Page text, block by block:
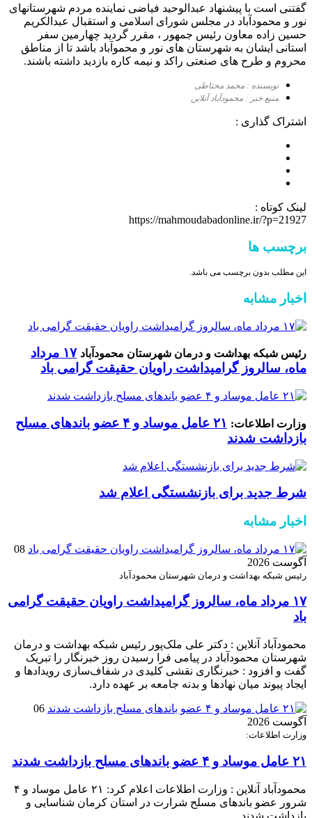
گفتنی است با پیشنهاد عبدالوحید فیاضی نماینده مردم شهرستانهای
نور و محمودآباد در مجلس شورای اسلامی و استقبال عبدالکریم
حسین زاده معاون رئیس جمهور ، مقرر گردید چهارمین سفر
استانی ایشان به شهرستان های نور و محموآباد باشد تا از مناطق
محروم و طرح های صنعتی راکد و نیمه کاره بازدید داشته باشند.
نویسنده : محمد محتاطی
منبع خبر : محمودآباد آنلاین
اشتراک گذاری :
لینک کوتاه :
https://mahmoudabadonline.ir/?p=21927
برچسب ها
این مطلب بدون برچسب می باشد.
اخبار مشابه
رئیس شبکه بهداشت و درمان شهرستان محمودآباد
۱۷ مرداد
ماه، سالروز گرامیداشت راویان حقیقت گرامی باد
وزارت اطلاعات:
۲۱ عامل موساد و ۴ عضو باند‌های مسلح
بازداشت شدند
شرط جدید برای بازنشستگی اعلام شد
اخبار مشابه
08
آگوست 2026
رئیس شبکه بهداشت و درمان شهرستان محمودآباد
۱۷ مرداد ماه، سالروز گرامیداشت راویان حقیقت گرامی
باد
محمودآباد آنلاین : دکتر علی ملک‌پور رئیس شبکه بهداشت و درمان
شهرستان محمودآباد در پیامی فرا رسیدن روز خبرنگار را تبریک
گفت و افزود : خبرنگاری نقشی کلیدی در شفاف‌سازی رویدادها و
ایجاد پیوند میان نهادها و بدنه جامعه بر عهده دارد.
06
آگوست 2026
وزارت اطلاعات:
۲۱ عامل موساد و ۴ عضو باند‌های مسلح بازداشت شدند
محمودآباد آنلاین : وزارت اطلاعات اعلام کرد: ۲۱ عامل موساد و ۴
شرور عضو باند‌های مسلح شرارت در استان کرمان شناسایی و
بازداشت شدند.